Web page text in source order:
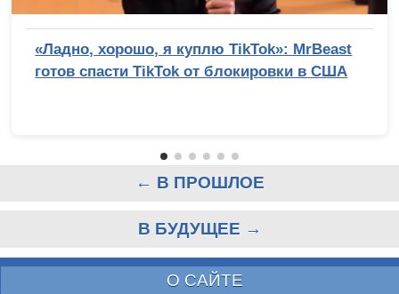
«Ладно, хорошо, я куплю TikTok»: MrBeast
готов спасти TikTok от блокировки в США
← В ПРОШЛОЕ
В БУДУЩЕЕ →
О САЙТЕ